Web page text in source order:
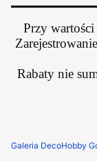
Przy
Rabaty nie
Galeria DecoHobby